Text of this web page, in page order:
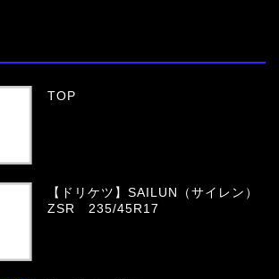
TOP
【ドリケツ】SAILUN（サイレン）
ZSR 235/45R17